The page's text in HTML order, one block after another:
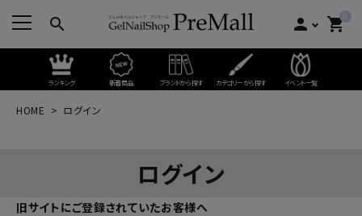
search person 0
shopping_cart
ランキング 新着商品 ブランドから探す カテゴリーから探す イベント一覧
HOME ログイン
ログイン
旧サイトにご登録されていたお客様へ